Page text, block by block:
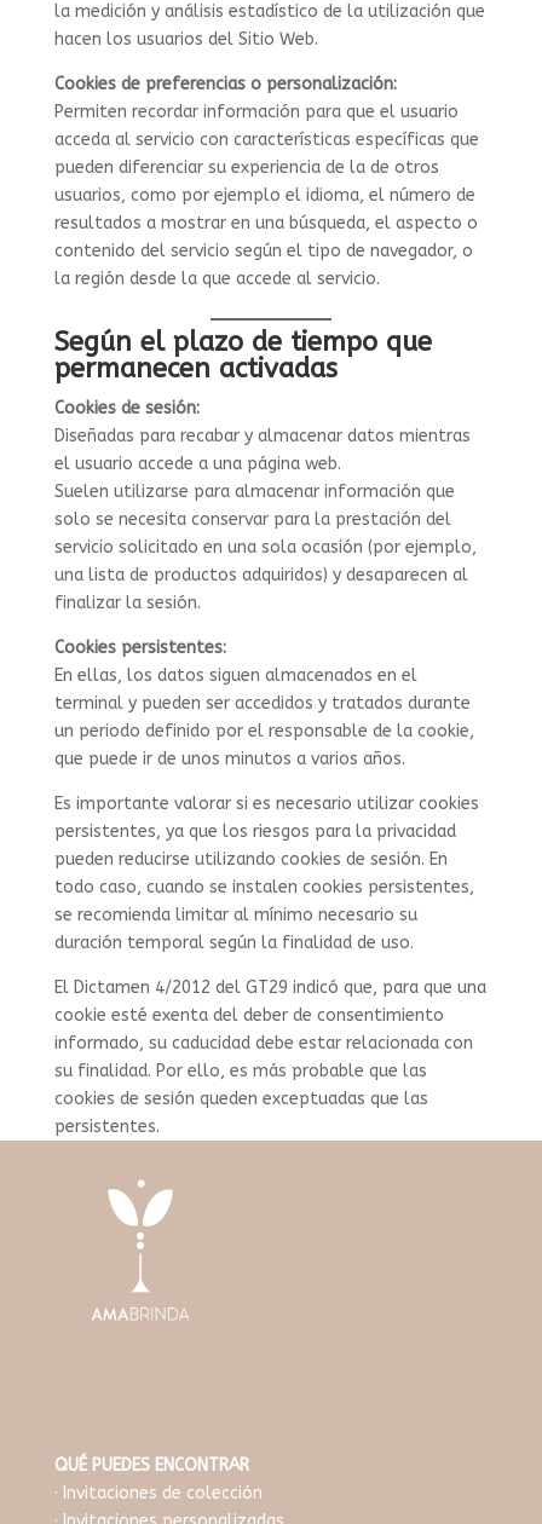
la medición y análisis estadístico de la utilización que
hacen los usuarios del Sitio Web.
Cookies de preferencias o personalización:
Permiten recordar información para que el usuario
acceda al servicio con características específicas que
pueden diferenciar su experiencia de la de otros
usuarios, como por ejemplo el idioma, el número de
resultados a mostrar en una búsqueda, el aspecto o
contenido del servicio según el tipo de navegador, o
la región desde la que accede al servicio.
Según el plazo de tiempo que
permanecen activadas
Cookies de sesión:
Diseñadas para recabar y almacenar datos mientras
el usuario accede a una página web.
Suelen utilizarse para almacenar información que
solo se necesita conservar para la prestación del
servicio solicitado en una sola ocasión (por ejemplo,
una lista de productos adquiridos) y desaparecen al
finalizar la sesión.
Cookies persistentes:
En ellas, los datos siguen almacenados en el
terminal y pueden ser accedidos y tratados durante
un periodo definido por el responsable de la cookie,
que puede ir de unos minutos a varios años.
Es importante valorar si es necesario utilizar cookies
persistentes, ya que los riesgos para la privacidad
pueden reducirse utilizando cookies de sesión. En
todo caso, cuando se instalen cookies persistentes,
se recomienda limitar al mínimo necesario su
duración temporal según la finalidad de uso.
El Dictamen 4/2012 del GT29 indicó que, para que una
cookie esté exenta del deber de consentimiento
informado, su caducidad debe estar relacionada con
su finalidad. Por ello, es más probable que las
cookies de sesión queden exceptuadas que las
persistentes.
QUÉ PUEDES ENCONTRAR
· Invitaciones de colección